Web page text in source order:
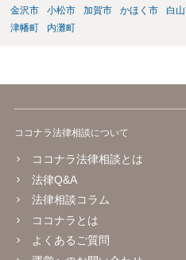
金沢市
小松市 加賀市 かほく市 白
津幡町
内灘町
ココナラ法律相談について
ココナラ法律相談とは
法律Q&A
法律相談コラム
ココナラとは
よくあるご質問